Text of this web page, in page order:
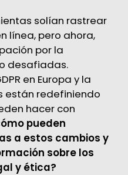
solían rastrear
línea, pero ahora,
por la
desafiadas.
en Europa y la
están redefiniendo
hacer con
pueden
a estos cambios y
sobre los
y ética?